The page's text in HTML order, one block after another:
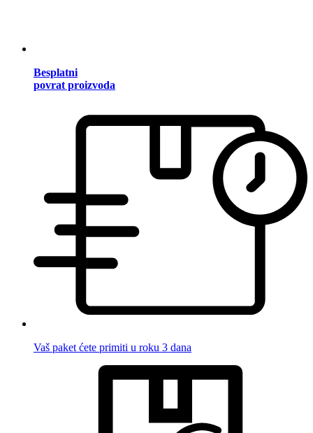
Besplatni
povrat proizvoda
Vaš paket ćete primiti u roku 3 dana